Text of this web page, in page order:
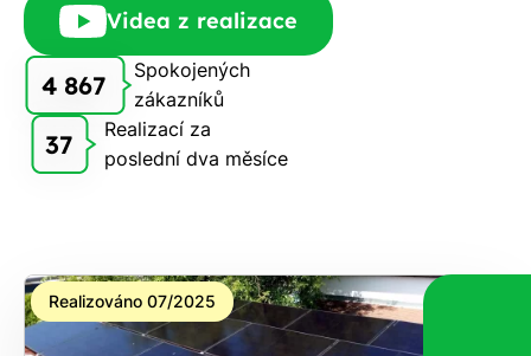
Vám
zdarma
nárok.
Stačí
nám dát
Videa z realizace
4 867
Spokojených
zákazníků
37
Realizací za
poslední dva měsíce
Realizováno 07/2025